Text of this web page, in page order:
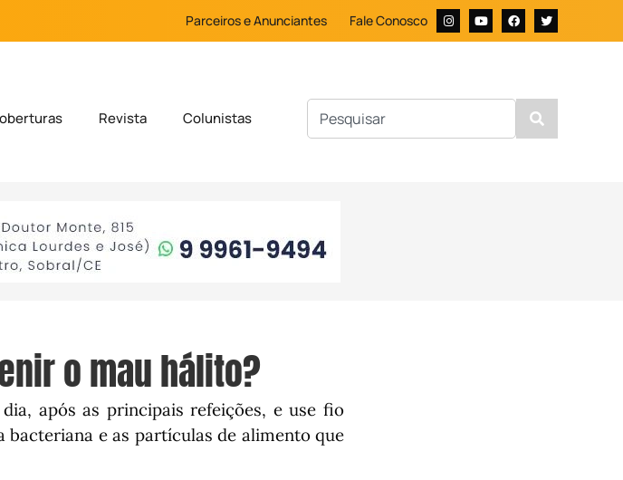
Parceiros e Anunciantes Fale Conosco
Revista Colunistas
o mau hálito?
após as principais refeições, e use fio
e as partículas de alimento que